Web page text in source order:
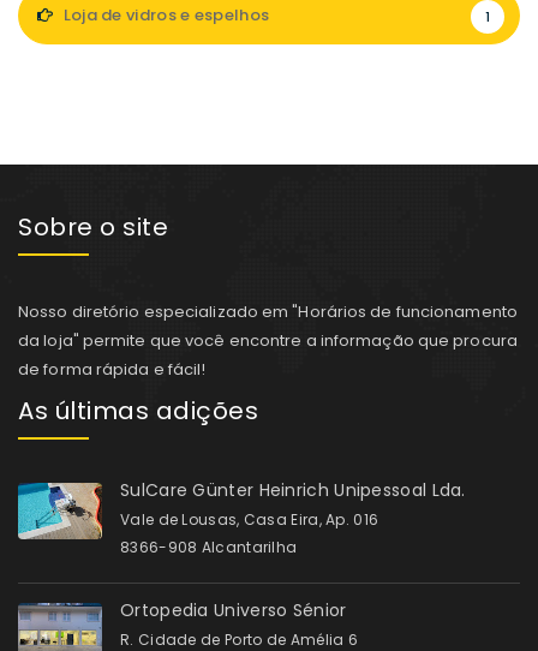
Loja de vidros e espelhos 1
Sobre o site
Nosso diretório especializado em "Horários de funcionamento
da loja" permite que você encontre a informação que procura
de forma rápida e fácil!
As últimas adições
SulCare Günter Heinrich Unipessoal Lda.
Vale de Lousas, Casa Eira, Ap. 016
8366-908 Alcantarilha
Ortopedia Universo Sénior
R. Cidade de Porto de Amélia 6